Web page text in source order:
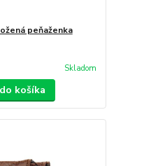
peňaženka
Skladom
košíka